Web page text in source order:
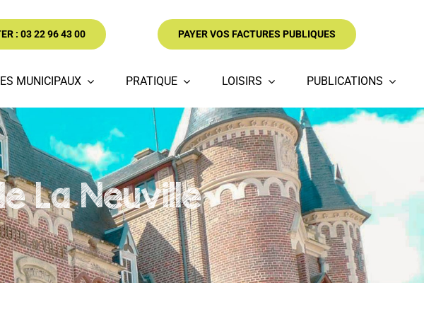
: 03 22 96 43 00 PAYER VOS FACTURES PUBLIQUES
MUNICIPAUX PRATIQUE LOISIRS PUBLICATIONS
La Neuville